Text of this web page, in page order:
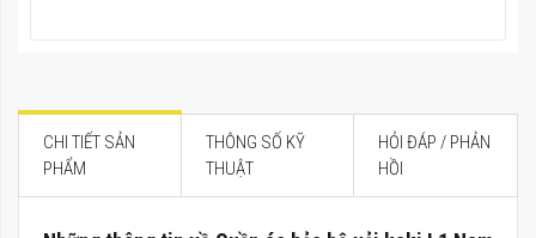
CHI TIẾT SẢN
PHẨM
THÔNG SỐ KỸ
THUẬT
HỎI ĐÁP / PHẢN
HỒI